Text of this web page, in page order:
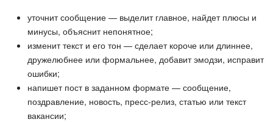
уточнит сообщение — выделит главное, найдет плюсы и
минусы, объяснит непонятное;
изменит текст и его тон — сделает короче или длиннее,
дружелюбнее или формальнее, добавит эмодзи, исправит
ошибки;
напишет пост в заданном формате — сообщение,
поздравление, новость, пресс-релиз, статью или текст
вакансии;